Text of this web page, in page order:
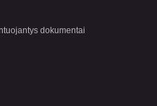
dokumentai